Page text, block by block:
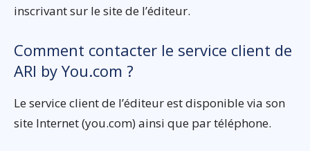
inscrivant sur le site de l’éditeur.
Comment contacter le service client de
ARI by You.com ?
Le service client de l’éditeur est disponible via son
site Internet (you.com) ainsi que par téléphone.